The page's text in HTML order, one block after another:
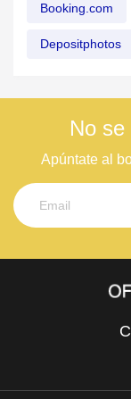
Booking.com
Depositphotos
No
Apúntate al